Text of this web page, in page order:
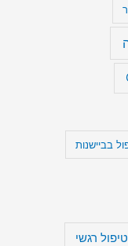
בביישנות
טיפול רגשי